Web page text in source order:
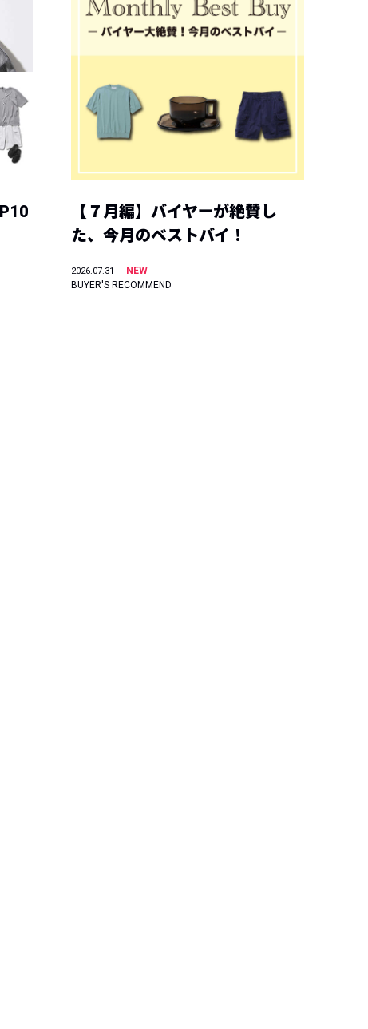
【７月編】バイヤーが絶賛し
た、今月のベストバイ！
2026.07.31
NEW
BUYER'S RECOMMEND